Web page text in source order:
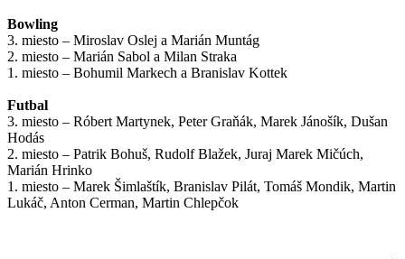
Bowling
3. miesto – Miroslav Oslej a Marián Muntág
2. miesto – Marián Sabol a Milan Straka
1. miesto – Bohumil Markech a Branislav Kottek
Futbal
3. miesto – Róbert Martynek, Peter Graňák, Marek Jánošík, Dušan
Hodás
2. miesto – Patrik Bohuš, Rudolf Blažek, Juraj Marek Mičúch,
Marián Hrinko
1. miesto – Marek Šimlaštík, Branislav Pilát, Tomáš Mondik, Martin
Lukáč, Anton Cerman, Martin Chlepčok